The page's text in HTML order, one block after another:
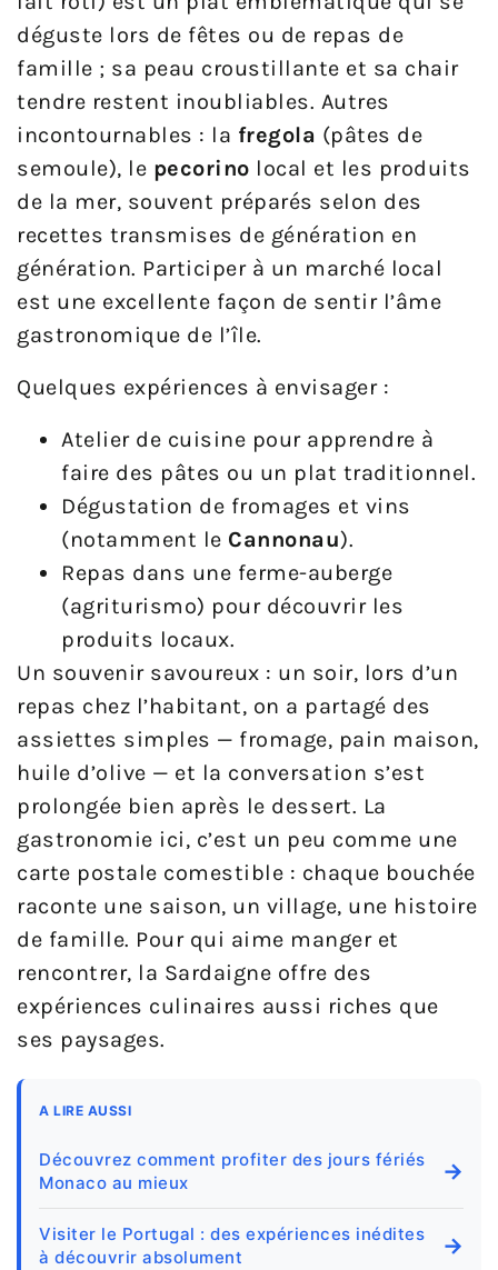
déguste lors de fêtes ou de repas de
famille ; sa peau croustillante et sa chair
tendre restent inoubliables. Autres
incontournables : la fregola (pâtes de
semoule), le pecorino local et les produits
de la mer, souvent préparés selon des
recettes transmises de génération en
génération. Participer à un marché local
est une excellente façon de sentir l’âme
gastronomique de l’île.
Quelques expériences à envisager :
Atelier de cuisine pour apprendre à
faire des pâtes ou un plat traditionnel.
Dégustation de fromages et vins
(notamment le Cannonau).
Repas dans une ferme-auberge
(agriturismo) pour découvrir les
produits locaux.
Un souvenir savoureux : un soir, lors d’un
repas chez l’habitant, on a partagé des
assiettes simples — fromage, pain maison,
huile d’olive — et la conversation s’est
prolongée bien après le dessert. La
gastronomie ici, c’est un peu comme une
carte postale comestible : chaque bouchée
raconte une saison, un village, une histoire
de famille. Pour qui aime manger et
rencontrer, la Sardaigne offre des
expériences culinaires aussi riches que
ses paysages.
A LIRE AUSSI
Découvrez comment profiter des jours fériés
Monaco au mieux
→
Visiter le Portugal : des expériences inédites
à découvrir absolument
→